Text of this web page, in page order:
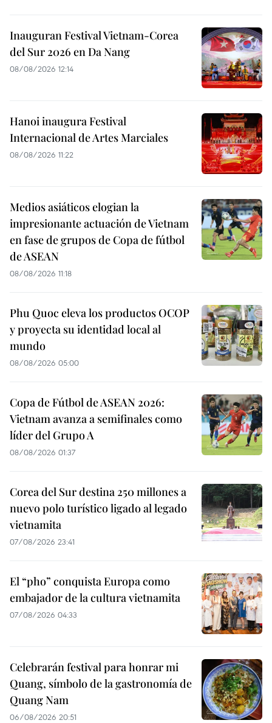
Inauguran Festival Vietnam-Corea
del Sur 2026 en Da Nang
08/08/2026 12:14
Hanoi inaugura Festival
Internacional de Artes Marciales
08/08/2026 11:22
Medios asiáticos elogian la
impresionante actuación de Vietnam
en fase de grupos de Copa de fútbol
de ASEAN
08/08/2026 11:18
Phu Quoc eleva los productos OCOP
y proyecta su identidad local al
mundo
08/08/2026 05:00
Copa de Fútbol de ASEAN 2026:
Vietnam avanza a semifinales como
líder del Grupo A
08/08/2026 01:37
Corea del Sur destina 250 millones a
nuevo polo turístico ligado al legado
vietnamita
07/08/2026 23:41
El “pho” conquista Europa como
embajador de la cultura vietnamita
07/08/2026 04:33
Celebrarán festival para honrar mi
Quang, símbolo de la gastronomía de
Quang Nam
06/08/2026 20:51